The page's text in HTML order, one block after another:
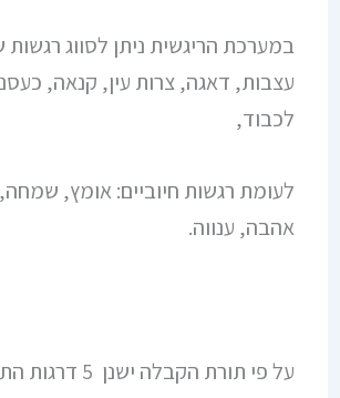
במערכת הריגשית ניתן לסווג רגשות
עצבות, דאגה, צרות עין, קנאה,
לכבוד,
לעומת רגשות חיוביים: אומץ,
אהבה, ענווה.
על פי תורת הקבלה